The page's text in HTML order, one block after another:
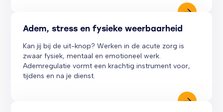
Adem, stress en fysieke weerbaarheid
Kan jij bij de uit-knop? Werken in de acute zorg is
zwaar fysiek, mentaal en emotioneel werk.
Ademregulatie vormt een krachtig instrument voor,
tijdens en na je dienst.